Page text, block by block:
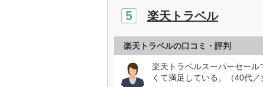
楽天トラベル
楽天トラベルの口コミ・評判
楽天トラベルスーパーセー
くて満足している。（40代／